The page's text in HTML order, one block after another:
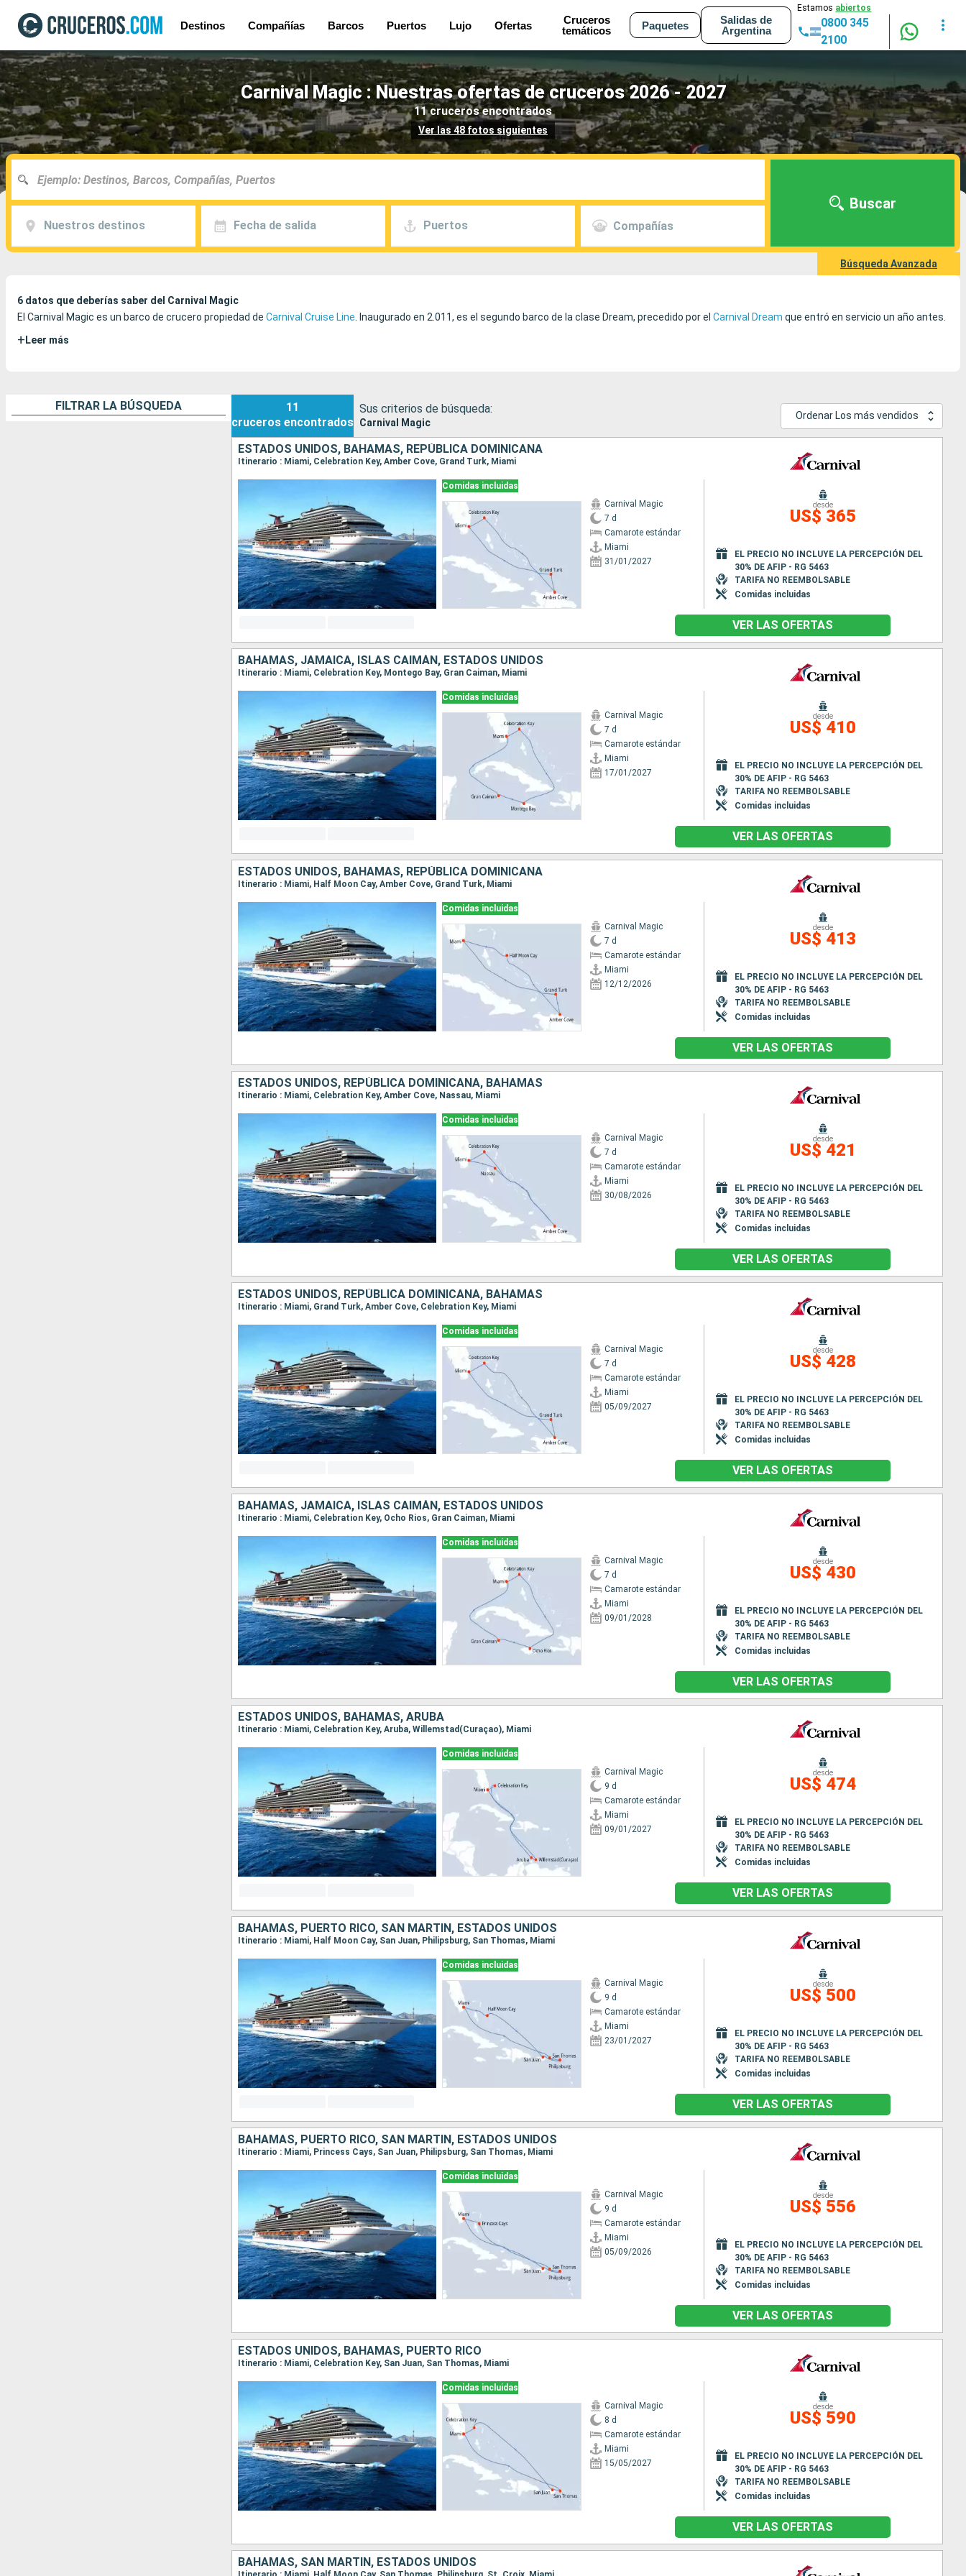
Destinos Compañías Barcos Puertos Lujo Ofertas
Cruceros
temáticos
Paquetes
Salidas de
Argentina
Estamos abiertos
0800 345
2100
Carnival Magic : Nuestras ofertas de cruceros 2026 - 2027
11 cruceros encontrados
Ver las 48 fotos siguientes
Nuestros destinos Fecha de salida Puertos Compañías
Buscar
Búsqueda Avanzada
6 datos que deberías saber del Carnival Magic
El Carnival Magic es un barco de crucero propiedad de Carnival Cruise Line . Inaugurado en 2.011, es el segundo barco de la clase Dream, precedido por el Carnival Dream que entró en servicio un año antes.
+ Leer más
FILTRAR LA BÚSQUEDA
11
cruceros encontrados
Sus criterios de búsqueda:
Carnival Magic
Ordenar Los más vendidos
ESTADOS UNIDOS, BAHAMAS, REPÚBLICA DOMINICANA
Itinerario : Miami, Celebration Key, Amber Cove, Grand Turk, Miami
Comidas incluidas
Carnival Magic
7 d
Camarote estándar
Miami
31/01/2027
desde
US$ 365
EL PRECIO NO INCLUYE LA PERCEPCIÓN DEL
30% DE AFIP - RG 5463
TARIFA NO REEMBOLSABLE
Comidas incluidas
VER LAS OFERTAS
BAHAMAS, JAMAICA, ISLAS CAIMÁN, ESTADOS UNIDOS
Itinerario : Miami, Celebration Key, Montego Bay, Gran Caiman, Miami
Comidas incluidas
Carnival Magic
7 d
Camarote estándar
Miami
17/01/2027
desde
US$ 410
EL PRECIO NO INCLUYE LA PERCEPCIÓN DEL
30% DE AFIP - RG 5463
TARIFA NO REEMBOLSABLE
Comidas incluidas
VER LAS OFERTAS
ESTADOS UNIDOS, BAHAMAS, REPÚBLICA DOMINICANA
Itinerario : Miami, Half Moon Cay, Amber Cove, Grand Turk, Miami
Comidas incluidas
Carnival Magic
7 d
Camarote estándar
Miami
12/12/2026
desde
US$ 413
EL PRECIO NO INCLUYE LA PERCEPCIÓN DEL
30% DE AFIP - RG 5463
TARIFA NO REEMBOLSABLE
Comidas incluidas
VER LAS OFERTAS
ESTADOS UNIDOS, REPÚBLICA DOMINICANA, BAHAMAS
Itinerario : Miami, Celebration Key, Amber Cove, Nassau, Miami
Comidas incluidas
Carnival Magic
7 d
Camarote estándar
Miami
30/08/2026
desde
US$ 421
EL PRECIO NO INCLUYE LA PERCEPCIÓN DEL
30% DE AFIP - RG 5463
TARIFA NO REEMBOLSABLE
Comidas incluidas
VER LAS OFERTAS
ESTADOS UNIDOS, REPÚBLICA DOMINICANA, BAHAMAS
Itinerario : Miami, Grand Turk, Amber Cove, Celebration Key, Miami
Comidas incluidas
Carnival Magic
7 d
Camarote estándar
Miami
05/09/2027
desde
US$ 428
EL PRECIO NO INCLUYE LA PERCEPCIÓN DEL
30% DE AFIP - RG 5463
TARIFA NO REEMBOLSABLE
Comidas incluidas
VER LAS OFERTAS
BAHAMAS, JAMAICA, ISLAS CAIMÁN, ESTADOS UNIDOS
Itinerario : Miami, Celebration Key, Ocho Rios, Gran Caiman, Miami
Comidas incluidas
Carnival Magic
7 d
Camarote estándar
Miami
09/01/2028
desde
US$ 430
EL PRECIO NO INCLUYE LA PERCEPCIÓN DEL
30% DE AFIP - RG 5463
TARIFA NO REEMBOLSABLE
Comidas incluidas
VER LAS OFERTAS
ESTADOS UNIDOS, BAHAMAS, ARUBA
Itinerario : Miami, Celebration Key, Aruba, Willemstad(Curaçao), Miami
Comidas incluidas
Carnival Magic
9 d
Camarote estándar
Miami
09/01/2027
desde
US$ 474
EL PRECIO NO INCLUYE LA PERCEPCIÓN DEL
30% DE AFIP - RG 5463
TARIFA NO REEMBOLSABLE
Comidas incluidas
VER LAS OFERTAS
BAHAMAS, PUERTO RICO, SAN MARTÍN, ESTADOS UNIDOS
Itinerario : Miami, Half Moon Cay, San Juan, Philipsburg, San Thomas, Miami
Comidas incluidas
Carnival Magic
9 d
Camarote estándar
Miami
23/01/2027
desde
US$ 500
EL PRECIO NO INCLUYE LA PERCEPCIÓN DEL
30% DE AFIP - RG 5463
TARIFA NO REEMBOLSABLE
Comidas incluidas
VER LAS OFERTAS
BAHAMAS, PUERTO RICO, SAN MARTÍN, ESTADOS UNIDOS
Itinerario : Miami, Princess Cays, San Juan, Philipsburg, San Thomas, Miami
Comidas incluidas
Carnival Magic
9 d
Camarote estándar
Miami
05/09/2026
desde
US$ 556
EL PRECIO NO INCLUYE LA PERCEPCIÓN DEL
30% DE AFIP - RG 5463
TARIFA NO REEMBOLSABLE
Comidas incluidas
VER LAS OFERTAS
ESTADOS UNIDOS, BAHAMAS, PUERTO RICO
Itinerario : Miami, Celebration Key, San Juan, San Thomas, Miami
Comidas incluidas
Carnival Magic
8 d
Camarote estándar
Miami
15/05/2027
desde
US$ 590
EL PRECIO NO INCLUYE LA PERCEPCIÓN DEL
30% DE AFIP - RG 5463
TARIFA NO REEMBOLSABLE
Comidas incluidas
VER LAS OFERTAS
BAHAMAS, SAN MARTÍN, ESTADOS UNIDOS